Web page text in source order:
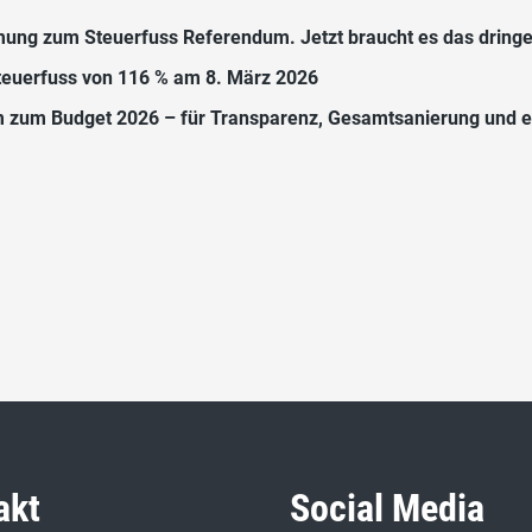
zum Steuerfuss Referendum. Jetzt braucht es das
von 116 % am 8. März 2026
Budget 2026 – für Transparenz, Gesamtsanierung und
Social Media